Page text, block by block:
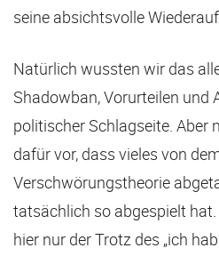
seine absichtsvolle
Natürlich wussten wir das
Shadowban, Vorurteilen und
politischer Schlagseite. Aber
dafür vor, dass vieles von
Verschwörungstheorie
tatsächlich so abgespielt
hier nur der Trotz des „ich